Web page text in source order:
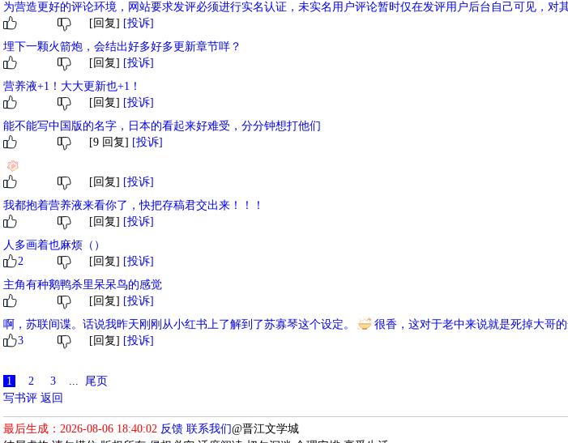
为营造更好的评论环境，网站要求发评必须进行实名认证，未实名用户评论暂时仅在发评用户后台自己可见，对
[回复] [投诉]
埋下一颗火箭炮，会结出好多好多更新章节咩？
[回复] [投诉]
营养液+1！大大更新也+1！
[回复] [投诉]
能不能写中国版的名字，日本的看起来好难受，分分钟想打他们
[9 回复] [投诉]
[回复] [投诉]
我都抱着营养液来看你了，快把存稿君交出来！！！
[回复] [投诉]
人多画着也麻烦（）
2
[回复] [投诉]
主角有种鹅鸭杀里呆呆鸟的感觉
[回复] [投诉]
啊，苏联间谍。话说我昨天刚刚从小红书上了解到了苏寡琴这个设定。
很香，这对于老中来说就是死掉大哥
3
[回复] [投诉]
1 2 3 ...
尾页
写书评 返回
最后生成：2026-08-06 18:40:02 反馈 联系我们@晋江文学城